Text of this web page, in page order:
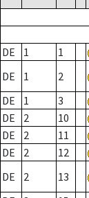
DE
1 1
DE
1 2
DE
1 3
DE
2 10
DE
2 11
DE
2 12
DE
2 13